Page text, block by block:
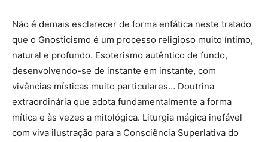
Não é demais esclarecer de forma enfática neste tratado
que o Gnosticismo é um processo religioso muito íntimo,
natural e profundo. Esoterismo autêntico de fundo,
desenvolvendo-se de instante em instante, com
vivências místicas muito particulares… Doutrina
extraordinária que adota fundamentalmente a forma
mítica e às vezes a mitológica. Liturgia mágica inefável
com viva ilustração para a Consciência Superlativa do